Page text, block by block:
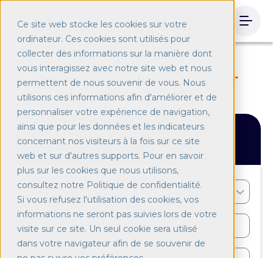
Ce site web stocke les cookies sur votre
ordinateur. Ces cookies sont utilisés pour
collecter des informations sur la manière dont
vous interagissez avec notre site web et nous
permettent de nous souvenir de vous. Nous
utilisons ces informations afin d'améliorer et de
personnaliser votre expérience de navigation,
ainsi que pour les données et les indicateurs
concernant nos visiteurs à la fois sur ce site
web et sur d'autres supports. Pour en savoir
plus sur les cookies que nous utilisons,
consultez notre Politique de confidentialité.
Si vous refusez l'utilisation des cookies, vos
informations ne seront pas suivies lors de votre
visite sur ce site. Un seul cookie sera utilisé
dans votre navigateur afin de se souvenir de
ES
REGISTRO EN EXPERCONNECT
MIS DATOS PERSONALES